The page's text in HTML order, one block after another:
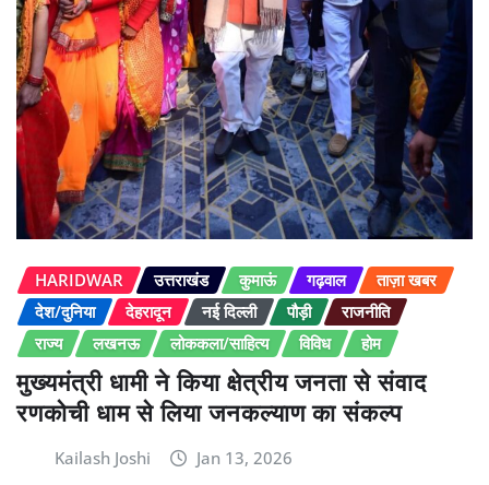
HARIDWAR उत्तराखंड कुमाऊं गढ़वाल
ताज़ा खबर
देश/दुनिया
देहरादून नई दिल्ली पौड़ी
राजनीति
राज्य
लखनऊ लोककला/साहित्य विविध होम
मुख्यमंत्री धामी ने किया क्षेत्रीय जनता से संवाद
रणकोची धाम से लिया जनकल्याण का संकल्प
Kailash Joshi Jan 13, 2026